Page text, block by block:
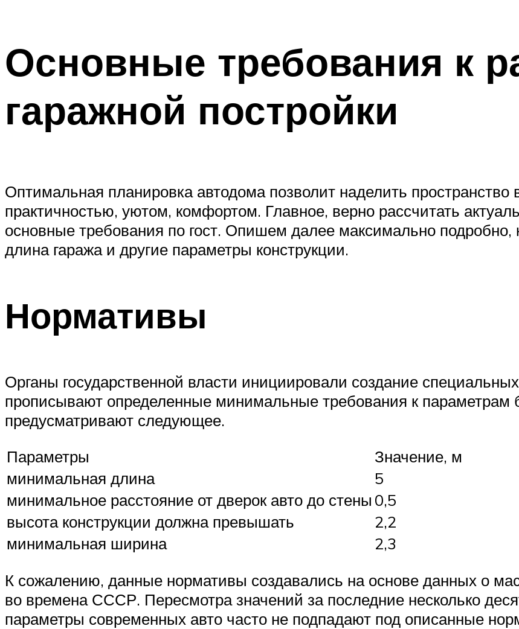
Основные требования к
гаражной постройки
Оптимальная планировка автодома позволит наделить
практичностью, уютом, комфортом. Главное, верно рассчитать
основные требования по гост. Опишем далее максимально подробно,
длина гаража и другие параметры конструкции.
Нормативы
Органы государственной власти инициировали создание
прописывают определенные минимальные требования к параметрам
предусматривают следующее.
Параметры
Значение, м
минимальная длина
5
минимальное расстояние от дверок авто до стены 0,5
высота конструкции должна превышать
2,2
минимальная ширина
2,3
К сожалению, данные нормативы создавались на основе данных о
во времена СССР. Пересмотра значений за последние несколько
параметры современных авто часто не подпадают под описанные